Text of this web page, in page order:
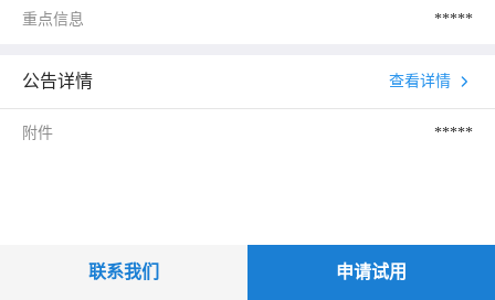
重点信息 *****
公告详情 查看详情
附件 *****
联系我们 申请试用